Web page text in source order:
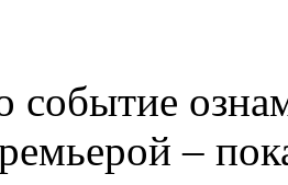
событие
–